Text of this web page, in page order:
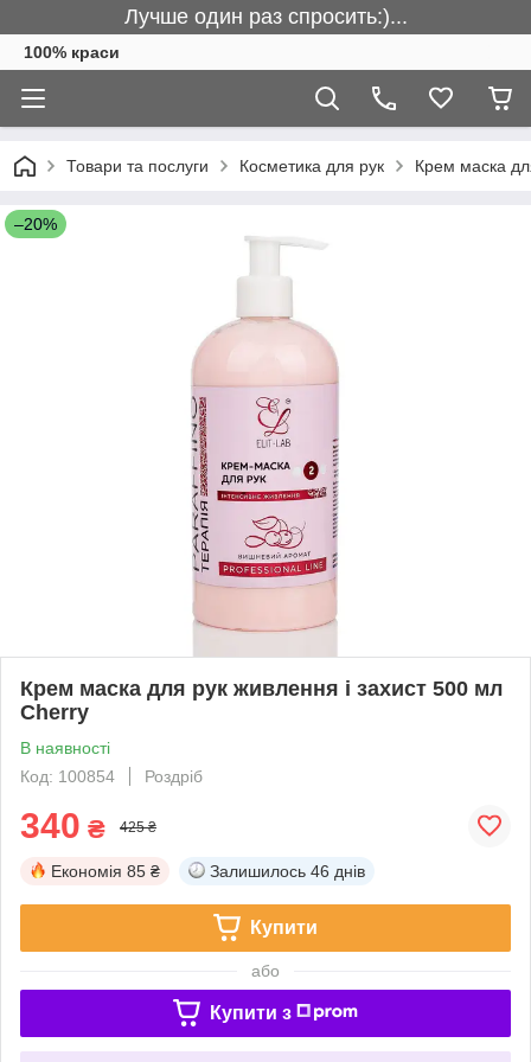
Лучше один раз спросить:)...
100% краси
Товари та послуги Косметика для рук Крем маска
–20%
Крем маска для рук живлення і захист 500 мл
Cherry
В наявності
Код: 100854
Роздріб
340 ₴ 425 ₴
Економія 85 ₴ Залишилось 46 днів
Купити
або
Купити з